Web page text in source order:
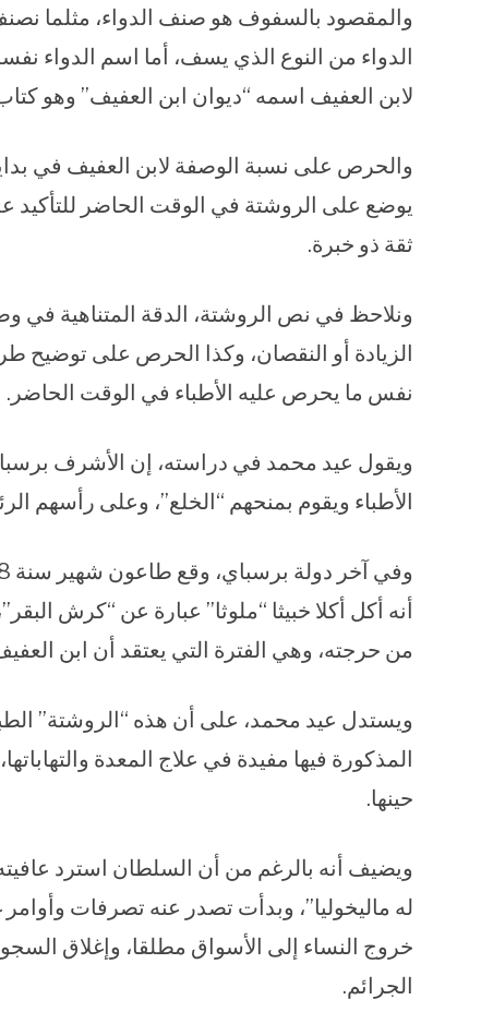
والمقصود بالسفوف هو صنف الدواء، مثلما
الدواء من النوع الذي يسف، أما اسم الدواء
لابن العفيف اسمه “ديوان ابن العفيف” وهو
والحرص على نسبة الوصفة لابن العفيف في
يوضع على الروشتة في الوقت الحاضر
ثقة ذو خبرة.
ونلاحظ في نص الروشتة، الدقة المتناهية في
الزيادة أو النقصان، وكذا الحرص على توضيح
نفس ما يحرص عليه الأطباء في الوقت الحاضر.
ويقول عيد محمد في دراسته، إن الأشرف
الأطباء ويقوم بمنحهم “الخلع”، وعلى رأسهم
أنه أكل أكلا خبيثا “ملوثا” عبارة عن “كرش
من حرجته، وهي الفترة التي يعتقد أن ابن
ويستدل عيد محمد، على أن هذه “الروشتة”
المذكورة فيها مفيدة في علاج المعدة
حينها.
ويضيف أنه بالرغم من أن السلطان استرد
له ماليخوليا”، وبدأت تصدر عنه تصرفات
خروج النساء إلى الأسواق مطلقا، وإغلاق
الجرائم.